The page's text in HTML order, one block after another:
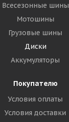
Всесезонные шины
Мотошины
Грузовые шины
Диски
Аккумуляторы
Покупателю
Условия оплаты
Условия доставки